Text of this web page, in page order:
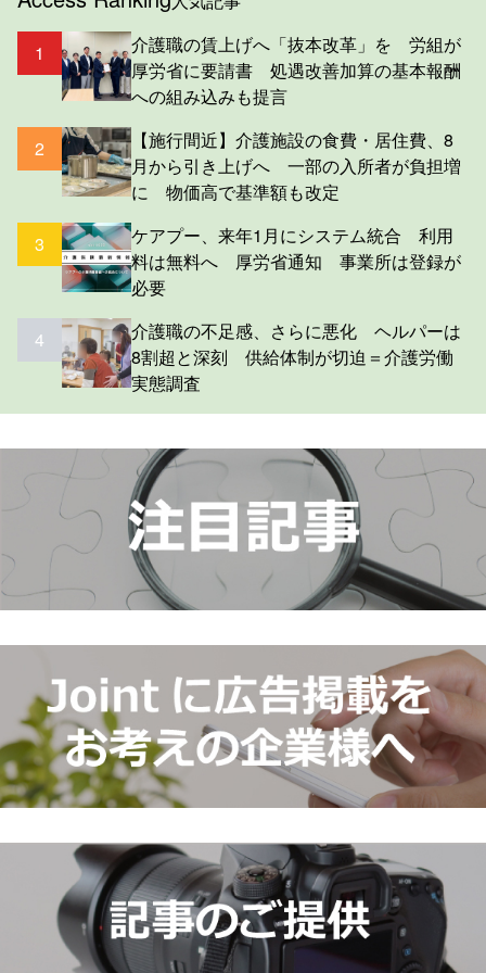
1
介護職の賃上げへ「抜本改革」を 労組が
厚労省に要請書 処遇改善加算の基本報酬
への組み込みも提言
2
【施行間近】介護施設の食費・居住費、8
月から引き上げへ 一部の入所者が負担増
に 物価高で基準額も改定
3
ケアプー、来年1月にシステム統合 利用
料は無料へ 厚労省通知 事業所は登録が
必要
4
介護職の不足感、さらに悪化 ヘルパーは
8割超と深刻 供給体制が切迫＝介護労働
実態調査